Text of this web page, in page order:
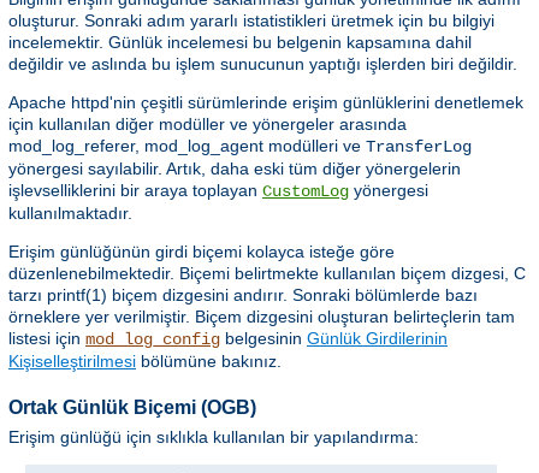
oluşturur. Sonraki adım yararlı istatistikleri üretmek için bu bilgiyi
incelemektir. Günlük incelemesi bu belgenin kapsamına dahil
değildir ve aslında bu işlem sunucunun yaptığı işlerden biri değildir.
Apache httpd'nin çeşitli sürümlerinde erişim günlüklerini denetlemek
için kullanılan diğer modüller ve yönergeler arasında
mod_log_referer, mod_log_agent modülleri ve TransferLog
yönergesi sayılabilir. Artık, daha eski tüm diğer yönergelerin
işlevselliklerini bir araya toplayan CustomLog yönergesi
kullanılmaktadır.
Erişim günlüğünün girdi biçemi kolayca isteğe göre
düzenlenebilmektedir. Biçemi belirtmekte kullanılan biçem dizgesi, C
tarzı printf(1) biçem dizgesini andırır. Sonraki bölümlerde bazı
örneklere yer verilmiştir. Biçem dizgesini oluşturan belirteçlerin tam
listesi için mod_log_config belgesinin Günlük Girdilerinin
Kişiselleştirilmesi bölümüne bakınız.
Ortak Günlük Biçemi (OGB)
Erişim günlüğü için sıklıkla kullanılan bir yapılandırma: